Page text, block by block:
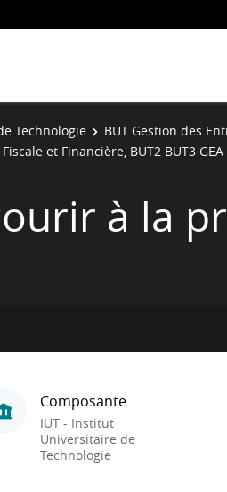
Technologie
BUT Gestion des
et Financière, BUT2 BUT3 GEA
à la
Composante
IUT - Institut
Universitaire de
Technologie